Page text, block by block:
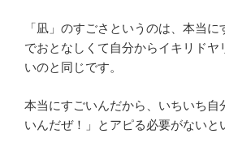
「凪」のすごさというのは、本当
でおとなしくて自分からイキリドヤ
いのと同じです。
本当にすごいんだから、いちいち自
いんだぜ！」とアピる必要がないと